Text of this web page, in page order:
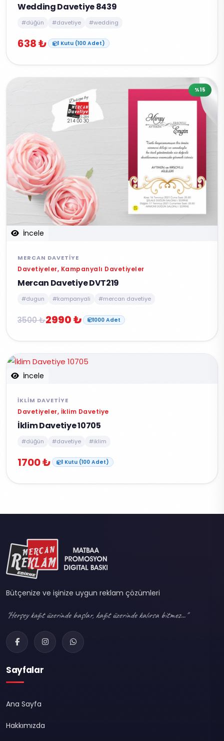
Wedding Davetiye 8439
#düğün #davetiye #wedding
638 ₺ 1 Kutu (100 Adet)
İncele
%15
MERCAN DAVETIYE
Davetiyeler, Kampanyalı Davetiyeler
Mercan Davetiye DVT219
#dugun #kampanyali #mercan davetiye
3500 ₺2990 ₺ 1000 Adet
İncele
İKLIM DAVETIYE
Davetiyeler, İklim Davetiye
İklim Davetiye 10705
#düğün #davetiye #iklim
1700 ₺ 1 Kutu (100 Adet)
Bütçenize ve işinize uygun reklam çözümleri
"Herşey kağıt üzerinde başlar, kağıt üzerinde kalırsa bitmez..."
Sayfalar
Ana Sayfa
Hakkımızda